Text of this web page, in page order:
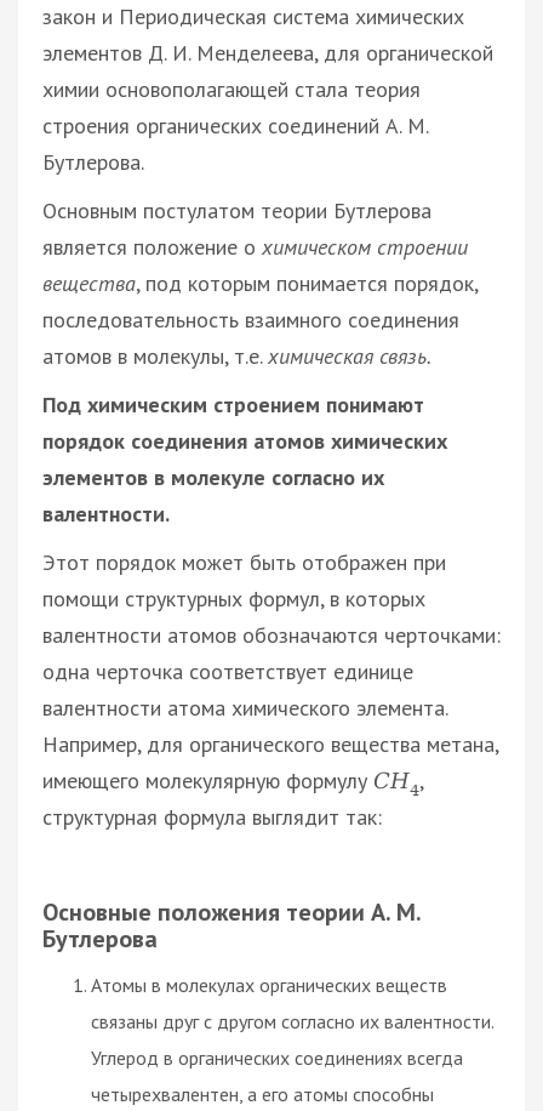
закон и Периодическая система химических
элементов Д. И. Менделеева, для органической
химии основополагающей стала теория
строения органических соединений А. М.
Бутлерова.
Основным постулатом теории Бутлерова
является положение о химическом строении
вещества, под которым понимается порядок,
последовательность взаимного соединения
атомов в молекулы, т.е.химическая связь.
Под химическим строением понимают
порядок соединения атомов химических
элементов в молекуле согласно их
валентности.
Этот порядок может быть отображен при
помощи структурных формул, в которых
валентности атомов обозначаются черточками:
одна черточка соответствует единице
валентности атома химического элемента.
Например, для органического вещества метана,
имеющего молекулярную формулу СН4,
структурная формула выглядит так:
Основные положения теории А. М.
Бутлерова
Атомы в молекулах органических веществ
связаны друг с другом согласно их валентности.
Углерод в органических соединениях всегда
четырехвалентен, а его атомы способны